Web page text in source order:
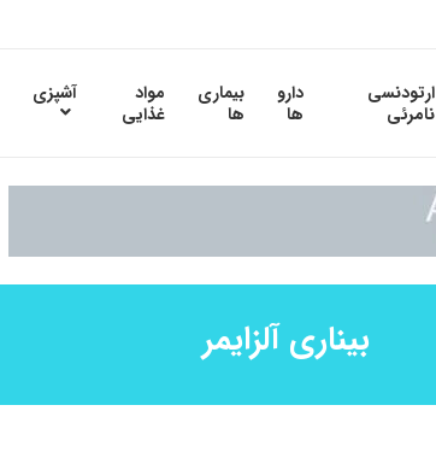
ارتودنسی
نامرئی
دارو
ها
بیماری
ها
مواد
غذایی
آشپزی
بیناری آلزایمر